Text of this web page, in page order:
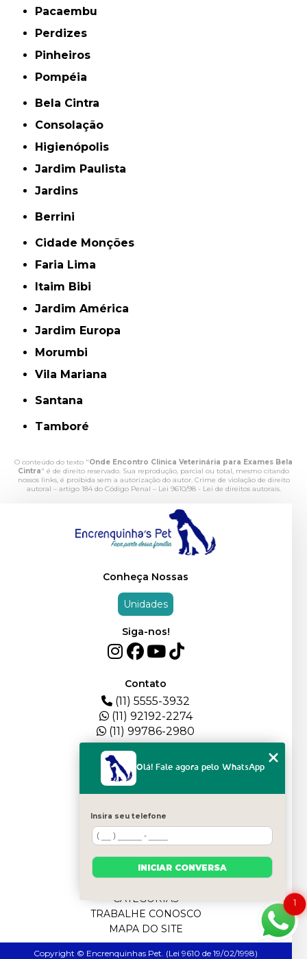
Pacaembu
Perdizes
Pinheiros
Pompéia
Bela Cintra
Consolação
Higienópolis
Jardim Paulista
Jardins
Berrini
Cidade Monções
Faria Lima
Itaim Bibi
Jardim América
Jardim Europa
Morumbi
Vila Mariana
Santana
Tamboré
O conteúdo do texto "Onde Encontro Clinica Veterinária para Exames Bela
Cintra" é de direito reservado. Sua reprodução, parcial ou total, mesmo citando
nossos links, é proibida sem a autorização do autor. Crime de violação de direito
autoral – artigo 184 do Código Penal – Lei 9610/98 - Lei de direitos autorais.
Conheça Nossas
Unidades
Siga-nos!
Contato
(11) 5555-3932
(11) 92192-2274
(11) 99786-2980
QUEM SOMOS
BLOG
FILHOTES
CATEGORIAS
TRABALHE CONOSCO
MAPA DO SITE
Copyright © Encrenquinhas Pet. (Lei 9610 de 19/02/1998)
1
Olá! Fale agora pelo WhatsApp
Insira seu telefone
INICIAR CONVERSA